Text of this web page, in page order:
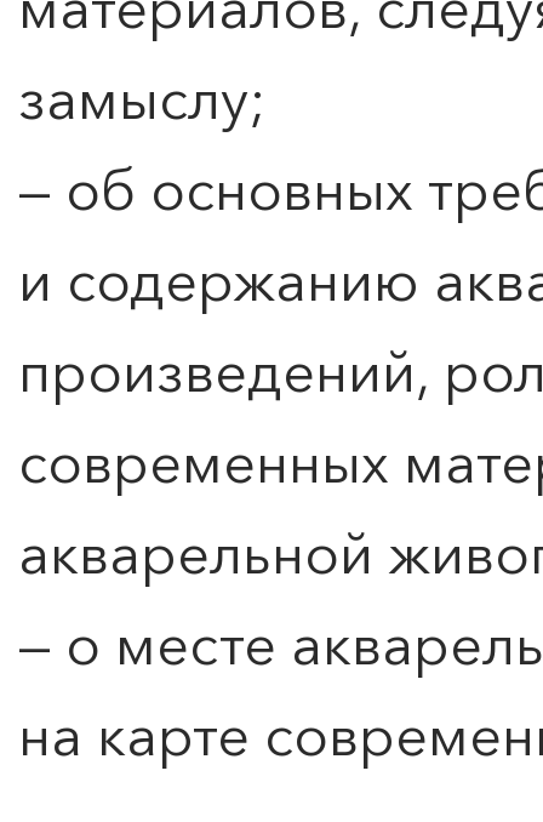
замыслу;
— об основных
и содержанию
произведений,
современных
акварельной
— о месте
на карте